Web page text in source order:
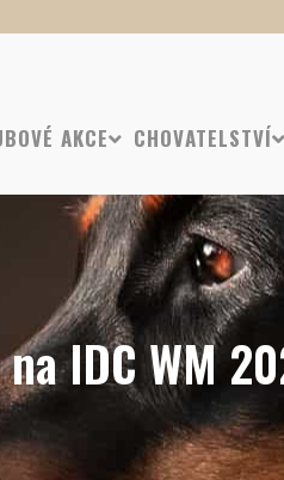
AKCE CHOVATELSTVÍ
IDC WM